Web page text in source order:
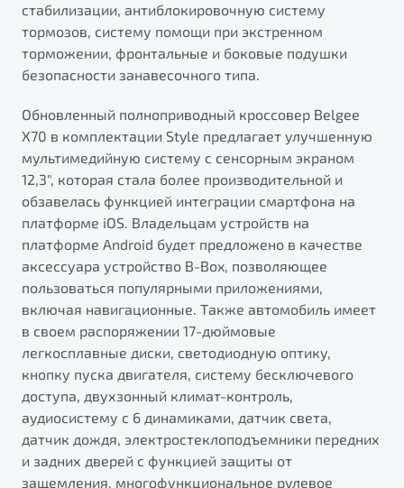
стабилизации, антиблокировочную систему
тормозов, систему помощи при экстренном
торможении, фронтальные и боковые подушки
безопасности занавесочного типа.
Обновленный полноприводный кроссовер Belgee
X70 в комплектации Style предлагает улучшенную
мультимедийную систему с сенсорным экраном
12,3", которая стала более производительной и
обзавелась функцией интеграции смартфона на
платформе iOS. Владельцам устройств на
платформе Android будет предложено в качестве
аксессуара устройство B-Box, позволяющее
пользоваться популярными приложениями,
включая навигационные. Также автомобиль имеет
в своем распоряжении 17-дюймовые
легкосплавные диски, светодиодную оптику,
кнопку пуска двигателя, систему бесключевого
доступа, двухзонный климат-контроль,
аудиосистему с 6 динамиками, датчик света,
датчик дождя, электростеклоподъемники передних
и задних дверей с функцией защиты от
защемления, многофункциональное рулевое